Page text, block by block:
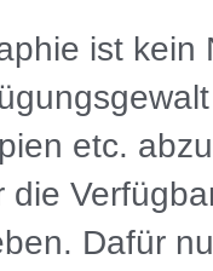
ist kein
etc.
die
Dafür